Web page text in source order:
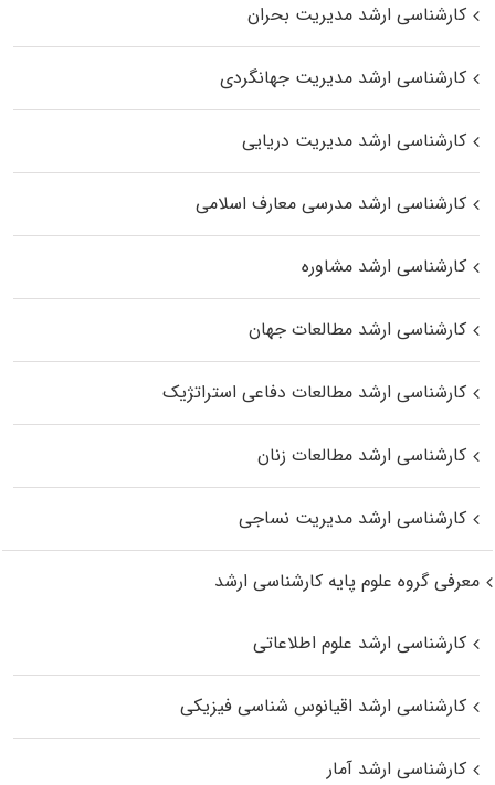
کارشناسی ارشد مدیریت بحران
کارشناسی ارشد مدیریت جهانگردی
کارشناسی ارشد مدیریت دریایی
کارشناسی ارشد مدرسی معارف اسلامی
کارشناسی ارشد مشاوره
کارشناسی ارشد مطالعات جهان
کارشناسی ارشد مطالعات دفاعی استراتژیک
کارشناسی ارشد مطالعات زنان
کارشناسی ارشد مدیریت نساجی
معرفی گروه علوم پایه کارشناسی ارشد
کارشناسی ارشد علوم اطلاعاتی
کارشناسی ارشد اقیانوس‌ شناسی فیزیکی
کارشناسی ارشد آمار